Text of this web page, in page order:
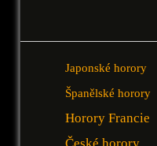
Japonské horory
Španělské horory
Horory Francie